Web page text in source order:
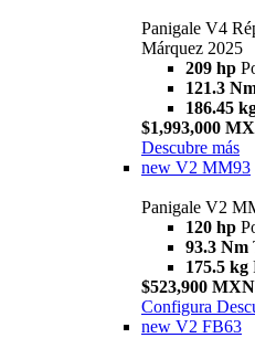
Panigale V4
Márquez 2025
209 hp
121.3
186.45
$1,993,000
Descubre más
new V2 MM93
Panigale V2
120 hp
93.3 Nm
175.5 kg
$523,900 MXN
Configura
new V2 FB63